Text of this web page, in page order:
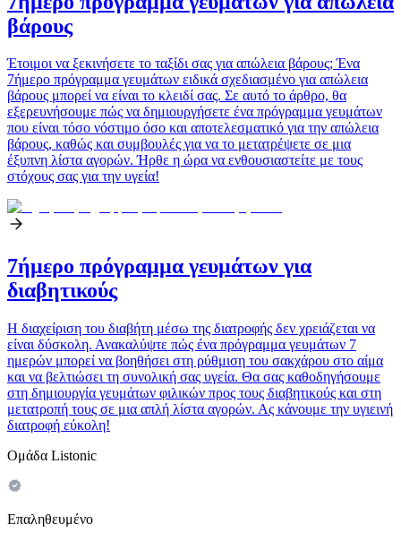
βάρους
Έτοιμοι να ξεκινήσετε το ταξίδι σας για απώλεια βάρους; Ένα
7ήμερο πρόγραμμα γευμάτων ειδικά σχεδιασμένο για απώλεια
βάρους μπορεί να είναι το κλειδί σας. Σε αυτό το άρθρο, θα
εξερευνήσουμε πώς να δημιουργήσετε ένα πρόγραμμα γευμάτων
που είναι τόσο νόστιμο όσο και αποτελεσματικό για την απώλεια
βάρους, καθώς και συμβουλές για να το μετατρέψετε σε μια
έξυπνη λίστα αγορών. Ήρθε η ώρα να ενθουσιαστείτε με τους
στόχους σας για την υγεία!
7ήμερο πρόγραμμα γευμάτων για
διαβητικούς
Η διαχείριση του διαβήτη μέσω της διατροφής δεν χρειάζεται να
είναι δύσκολη. Ανακαλύψτε πώς ένα πρόγραμμα γευμάτων 7
ημερών μπορεί να βοηθήσει στη ρύθμιση του σακχάρου στο αίμα
και να βελτιώσει τη συνολική σας υγεία. Θα σας καθοδηγήσουμε
στη δημιουργία γευμάτων φιλικών προς τους διαβητικούς και στη
μετατροπή τους σε μια απλή λίστα αγορών. Ας κάνουμε την υγιεινή
διατροφή εύκολη!
Ομάδα Listonic
Επαληθευμένο